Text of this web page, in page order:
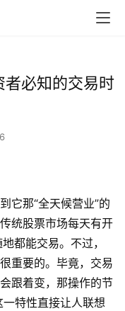
者必知的交易时
它那“全天候营业”的
统股票市场每天有开
都能交易。不过，
重要的。毕竟，交易
跟着变，那操作的节
特性直接让人联想